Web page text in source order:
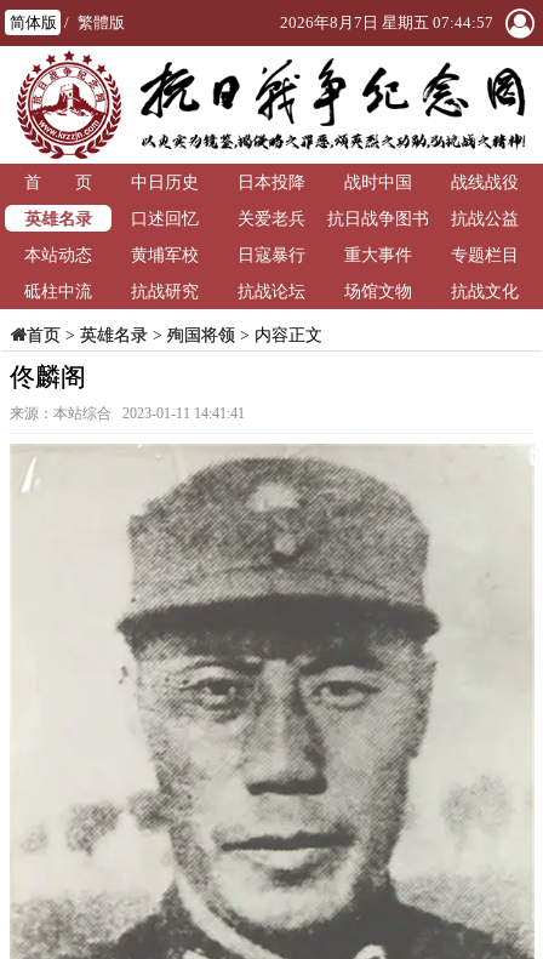
简体版 / 繁體版 2026年8月7日 星期五 07:44:58
首 页 中日历史 日本投降 战时中国
战线战役
英雄名录
口述回忆 关爱老兵
抗日战争图书
馆
抗战公益
本站动态
黄埔军校 日寇暴行 重大事件
专题栏目
砥柱中流
抗战研究 抗战论坛 场馆文物 抗战文化
首页> 英雄名录> 殉国将领> 内容正文
佟麟阁
来源：本站综合 2023-01-11 14:41:41